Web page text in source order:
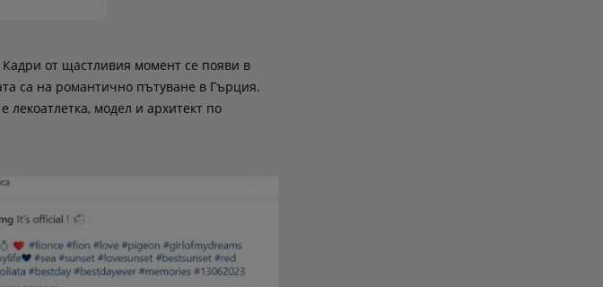
от щастливия момент се появи в
са на романтично пътуване в Гърция.
модел и архитект по